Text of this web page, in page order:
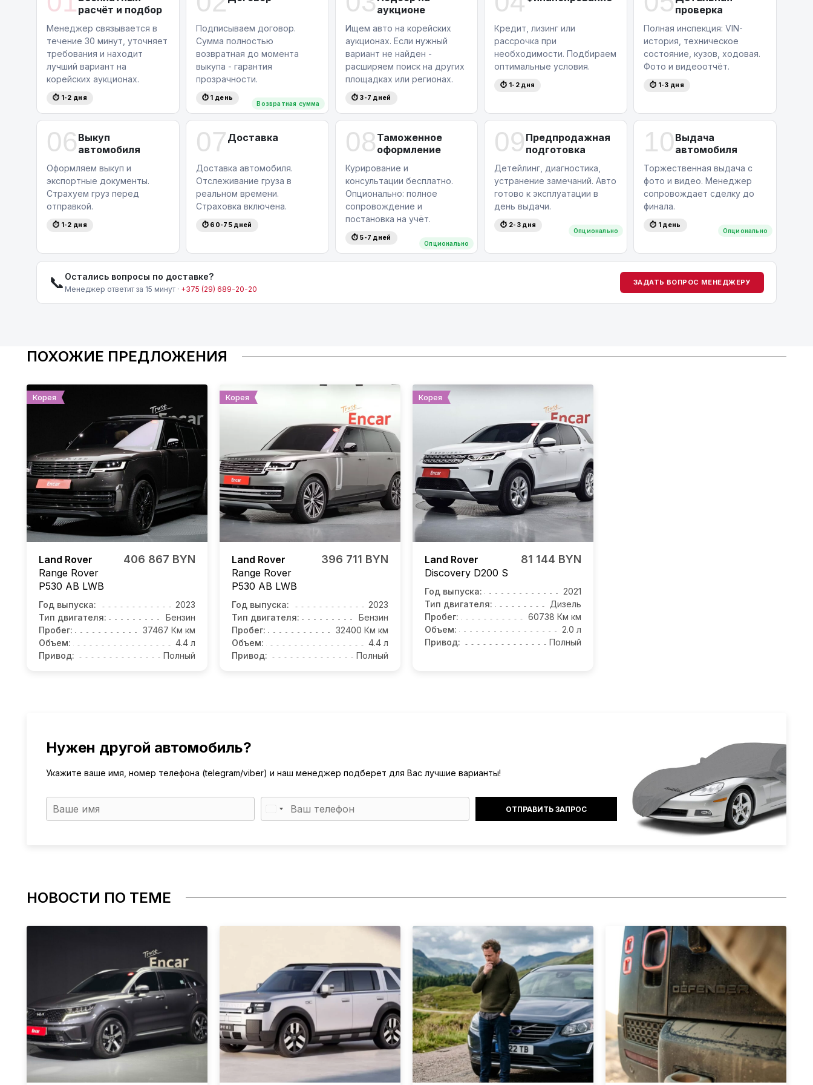
расчёт и подбор
Менеджер связывается в
течение 30 минут, уточняет
требования и находит
лучший вариант на
корейских аукционах.
⏱ 1-2 дня
Возвратная сумма
Подписываем договор.
Сумма полностью
возвратная до момента
выкупа - гарантия
прозрачности.
⏱ 1 день
аукционе
Ищем авто на корейских
аукционах. Если нужный
вариант не найден -
расширяем поиск на других
площадках или регионах.
⏱ 3-7 дней
Кредит, лизинг или
рассрочка при
необходимости. Подбираем
оптимальные условия.
⏱ 1-2 дня
проверка
Полная инспекция: VIN-
история, техническое
состояние, кузов, ходовая.
Фото и видеоотчёт.
⏱ 1-3 дня
06 Выкуп
автомобиля
Оформляем выкуп и
экспортные документы.
Страхуем груз перед
отправкой.
⏱ 1-2 дня
07 Доставка
Доставка автомобиля.
Отслеживание груза в
реальном времени.
Страховка включена.
⏱ 60-75 дней
08 Таможенное
оформление
Опционально
Курирование и
консультации бесплатно.
Опционально: полное
сопровождение и
постановка на учёт.
⏱ 5-7 дней
09 Предпродажная
подготовка
Опционально
Детейлинг, диагностика,
устранение замечаний. Авто
готово к эксплуатации в
день выдачи.
⏱ 2-3 дня
10 Выдача
автомобиля
Опционально
Торжественная выдача с
фото и видео. Менеджер
сопровождает сделку до
финала.
⏱ 1 день
📞 Остались вопросы по доставке?
Менеджер ответит за 15 минут · +375 (29) 689-20-20
ЗАДАТЬ ВОПРОС МЕНЕДЖЕРУ
ПОХОЖИЕ ПРЕДЛОЖЕНИЯ
Корея
Land Rover
Range Rover
P530 AB LWB
406 867 BYN
Год выпуска:
2023
Тип двигателя:
Бензин
Пробег:
37467 Км км
Объем:
4.4 л
Привод:
Полный
Корея
Land Rover
Range Rover
P530 AB LWB
396 711 BYN
Год выпуска:
2023
Тип двигателя:
Бензин
Пробег:
32400 Км км
Объем:
4.4 л
Привод:
Полный
Корея
Land Rover
Discovery D200 S
81 144 BYN
Год выпуска:
2021
Тип двигателя:
Дизель
Пробег:
60738 Км км
Объем:
2.0 л
Привод:
Полный
Нужен другой автомобиль?
Укажите ваше имя, номер телефона (telegram/viber) и наш менеджер подберет для Вас лучшие варианты!
НОВОСТИ ПО ТЕМЕ